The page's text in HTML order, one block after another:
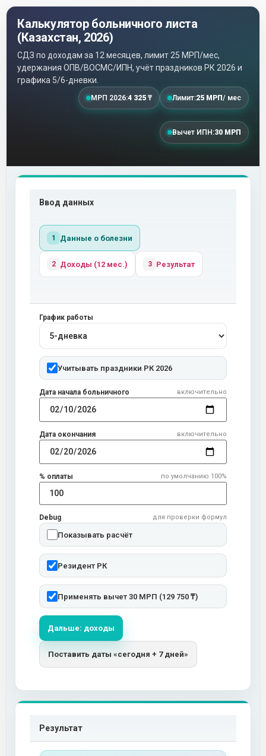
Калькулятор больничного листа
(Казахстан, 2026)
СДЗ по доходам за 12 месяцев, лимит 25 МРП/мес,
удержания ОПВ/ВОСМС/ИПН, учёт праздников РК 2026 и
графика 5/6-дневки.
МРП 2026:4 325 ₸ Лимит:25 МРП / мес
Вычет ИПН:30 МРП
Ввод данных
1 Данные о болезни
2 Доходы (12 мес.) 3 Результат
График работы
Учитывать праздники РК 2026
Дата начала больничного включительно
Дата окончания включительно
% оплаты по умолчанию 100%
Debug для проверки формул
Показывать расчёт
Резидент РК
Применять вычет 30 МРП (129 750 ₸)
Дальше: доходы
Поставить даты «сегодня + 7 дней»
Результат